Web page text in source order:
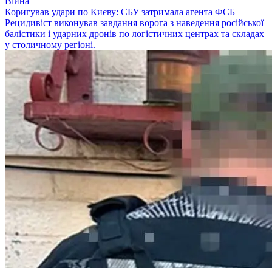
Коригував удари по Києву: СБУ затримала агента ФСБ
Рецидивіст виконував завдання ворога з наведення російської
балістики і ударних дронів по логістичних центрах та складах
у столичному регіоні.